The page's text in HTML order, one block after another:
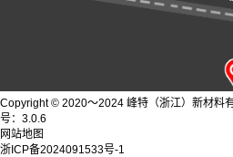
Copyright © 2020～2024 峰特（浙江）新材料
号：3.0.6
网站地图
浙ICP备2024091533号-1